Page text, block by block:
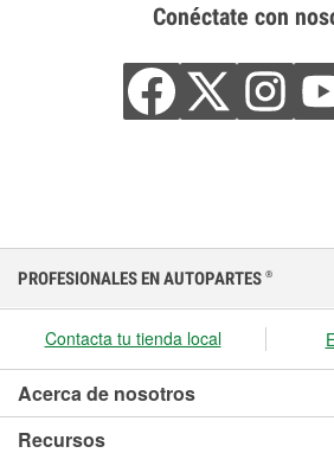
Conéctate con
PROFESIONALES EN AUTOPARTES ®
Contacta tu tienda local
Acerca de nosotros
Recursos